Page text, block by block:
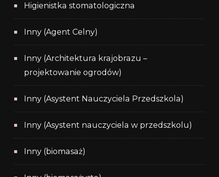
Higienistka stomatologiczna
Inny (Agent Celny)
Inny (Architektura krajobrazu –
projektowanie ogrodów)
Inny (Asystent Nauczyciela Przedszkola)
Inny (Asystent nauczyciela w przedszkolu)
Inny (biomasaż)